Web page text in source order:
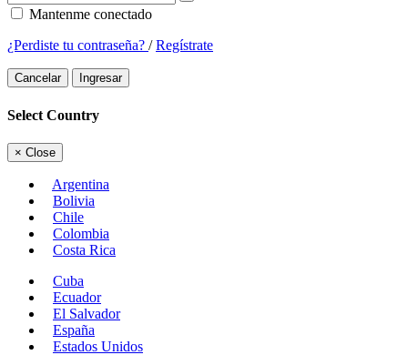
Mantenme conectado
¿Perdiste tu contraseña? /Regístrate
Cancelar Ingresar
Select Country
× Close
Argentina
Bolivia
Chile
Colombia
Costa Rica
Cuba
Ecuador
El Salvador
España
Estados Unidos